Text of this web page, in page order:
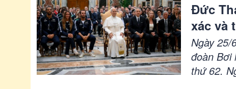
Đức
xác và
Ngày 25/
đoàn Bơi
thứ 62.